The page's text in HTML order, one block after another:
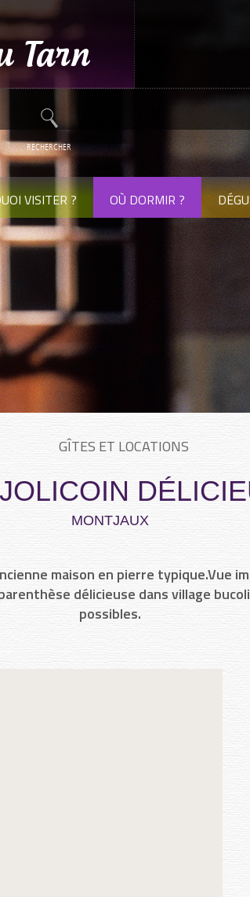
RECHERCHER
VISITER ? OÙ DORMIR ?
GÎTES ET LOCATIONS
MONTJAUX
maison en pierre typique.Vue
délicieuse dans village
possibles.